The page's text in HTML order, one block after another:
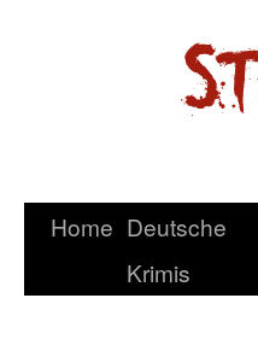
Home Deutsche
Krimis